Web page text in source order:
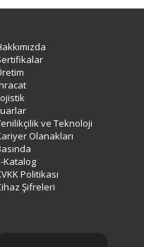
ve Teknoloji
Olanakları
Katalog
Politikası
Şifreleri